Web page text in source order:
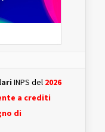
INPS del 2026
a crediti
di